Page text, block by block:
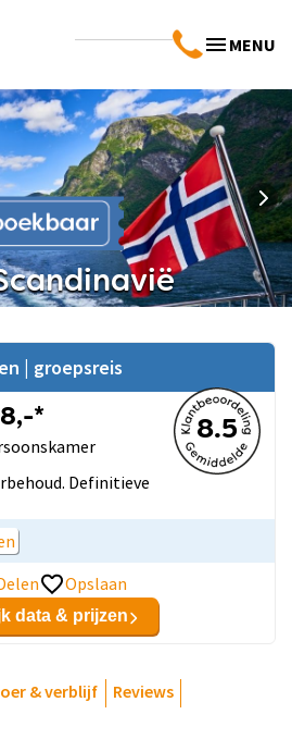
MENU
| groepsreis
*
Definitieve
8.5
Opslaan
data & prijzen
& verblijf
Reviews